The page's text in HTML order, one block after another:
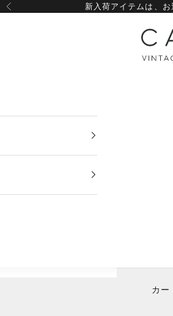
前へ 新入荷アイテムは、
CARA
カー